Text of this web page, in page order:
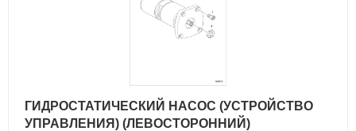
ГИДРОСТАТИЧЕСКИЙ НАСОС (УСТРОЙСТВО
УПРАВЛЕНИЯ) (ЛЕВОСТОРОННИЙ)